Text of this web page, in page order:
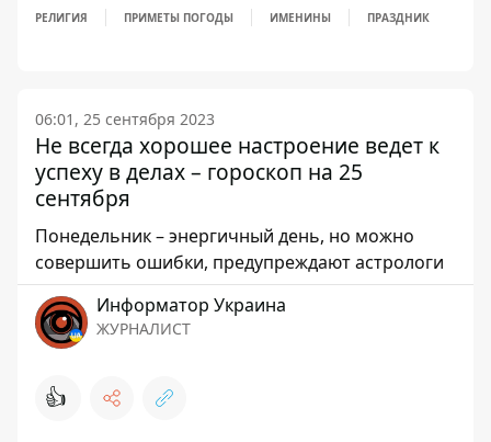
РЕЛИГИЯ ПРИМЕТЫ ПОГОДЫ ИМЕНИНЫ ПРАЗДНИК
06:01, 25 сентября 2023
Не всегда хорошее настроение ведет к
успеху в делах – гороскоп на 25
сентября
Понедельник – энергичный день, но можно
совершить ошибки, предупреждают астрологи
Информатор Украина
ЖУРНАЛИСТ
👍